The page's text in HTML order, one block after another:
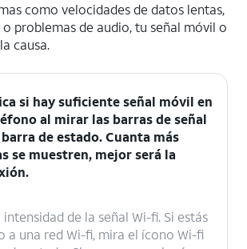
como velocidades de datos lentas,
o problemas de audio, tu señal móvil o
causa.
si hay suficiente señal móvil en
al mirar las barras de señal
de estado. Cuanta más
se muestren, mejor será la
de la señal Wi-fi. Si estás
a una red Wi-fi, mira el ícono Wi-fi